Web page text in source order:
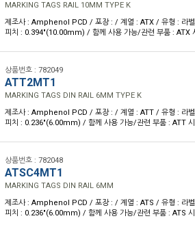
MARKING TAGS RAIL 10MM TYPE K
제조사 : Amphenol PCD / 포장 : / 계열 : ATX / 유형 : 라
피치 : 0.394"(10.00mm) / 함께 사용 가능/관련 부품 : ATX
상품번호 : 782049
ATT2MT1
MARKING TAGS DIN RAIL 6MM TYPE K
제조사 : Amphenol PCD / 포장 : / 계열 : ATT / 유형 : 라
피치 : 0.236"(6.00mm) / 함께 사용 가능/관련 부품 : ATT
상품번호 : 782048
ATSC4MT1
MARKING TAGS DIN RAIL 6MM
제조사 : Amphenol PCD / 포장 : / 계열 : ATS / 유형 : 라
피치 : 0.236"(6.00mm) / 함께 사용 가능/관련 부품 : ATS